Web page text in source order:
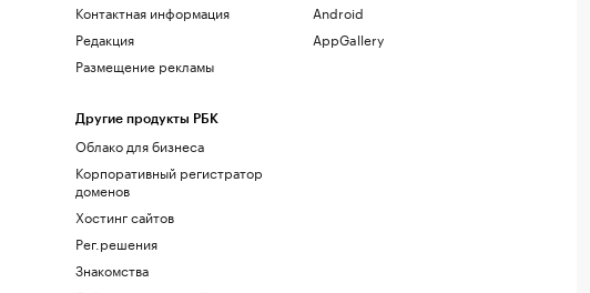
Контактная информация
Редакция
Размещение рекламы
Другие продукты РБК
Облако для бизнеса
Корпоративный регистратор
доменов
Хостинг сайтов
Рег.решения
Знакомства
Android
AppGallery